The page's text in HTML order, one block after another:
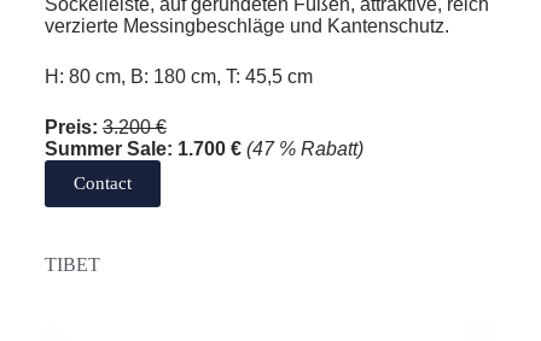
verzierte Messingbeschläge und Kantenschutz.
H: 80 cm, B: 180 cm, T: 45,5 cm
Preis: 3.200 €
Summer Sale: 1.700 € (47 % Rabatt)
Contact
TIBET